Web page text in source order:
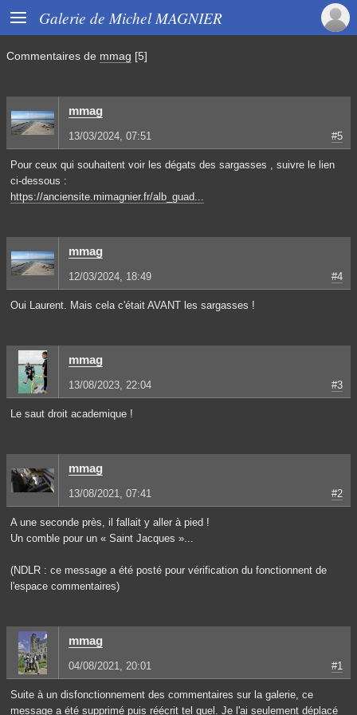
 Galerie de Michel MAGNIER
Commentaires de mmag [5]
mmag
13/03/2024, 07:51 #5
Pour ceux qui souhaitent voir les dégats des sargasses , suivre le lien
ci-dessous :
https://anciensite.mimagnier.fr/alb_guad...
mmag
12/03/2024, 18:49 #4
Oui Laurent. Mais cela c'était AVANT les sargasses !
mmag
13/08/2023, 22:04 #3
Le saut droit academique !
mmag
13/08/2021, 07:41 #2
A une seconde près, il fallait y aller à pied !
Un comble pour un « Saint Jacques »...
(NDLR : ce message a été posté pour vérification du fonctionnent de
l'espace commentaires)
mmag
04/08/2021, 20:01 #1
Suite à un disfonctionnement des commentaires sur la galerie, ce
message a été supprimé puis réécrit tel quel. Je l'ai seulement déplacé